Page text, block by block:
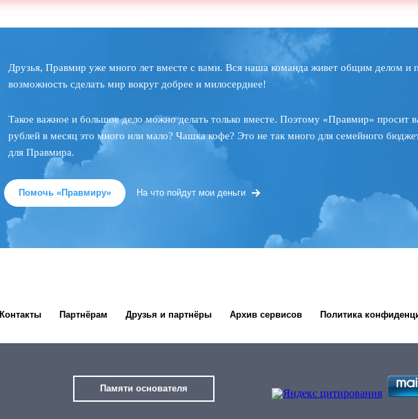
Друзья, Правмир уже много лет вместе с вами. Вся наша команда живет общим делом и
возможность сделать мир вокруг добрее и милосерднее!
Такое важное и большое дело можно делать только вместе. Поэтому «Правмир» просит
рублей в месяц это много или мало? Чашка кофе? Это не так много для семейного
для Правмира.
Помочь «Правмиру» На что пойдут мои деньги
Контакты Партнёрам Друзья и партнёры Архив сервисов Политика
Памяти основателя